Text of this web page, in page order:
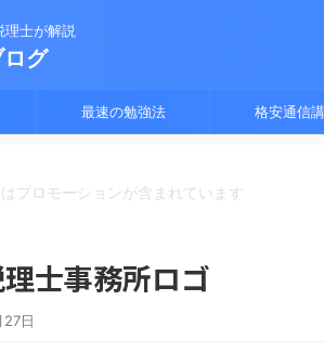
士が解説
グ
最速の勉強法 格安通信
プロモーションが含まれています
士事務所ロゴ
日